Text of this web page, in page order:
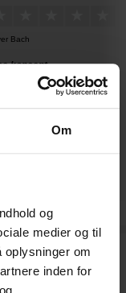
Om
og
medier og til
om
inden for
Bach
koncept
i 2027